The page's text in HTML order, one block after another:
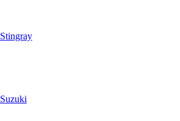
Stingray
Suzuki